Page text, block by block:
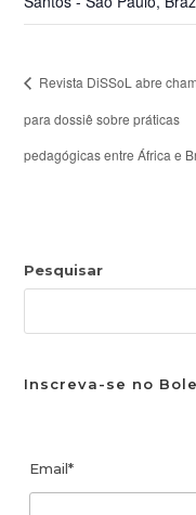
Revista DiSSoL abre
para dossiê sobre práticas
pedagógicas entre África e
Pesquisar
Inscreva-se no
Email*